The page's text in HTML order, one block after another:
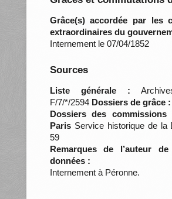
Grâce(s) accordée par les
extraordinaires du
Internement le 07/04/1852
Sources
Liste générale :
F/7/*/2594 Dossiers de grâce :
Dossiers des commissions
ParisService historique de la
59
Remarques de l’auteur
données :
Internement à Péronne.